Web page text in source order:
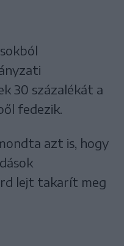
30 százalékát a
fedezik.
azt is, hogy
lejt takarít meg